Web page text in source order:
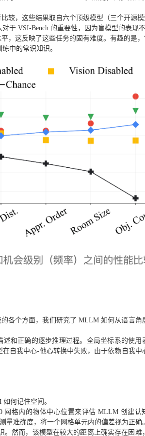
较，这些结果取自六个顶级模型（三个开源
于 VSI-Bench 的重要性，因为盲模型的表现
，这反映了这些任务的固有难度。有趣的是，
中的常识知识。
各个方面，我们研究了 MLLM 如何从语言角
和正确的逐步推理过程。全局坐标系的使用
自我中心-他心转换中失败，由于依赖自我中
何记住空间。
网格内的物体中心位置来评估 MLLM 创建认
量准确度，将一个网格单元内的偏差视为正确
。然而，该模型在较大的距离上确实存在困难